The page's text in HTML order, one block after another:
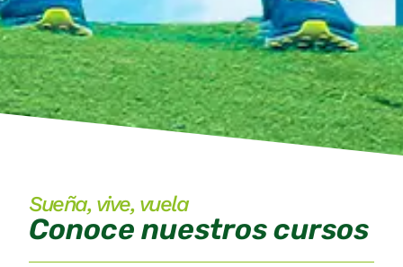
Sueña, vive, vuela
Conoce nuestros cursos